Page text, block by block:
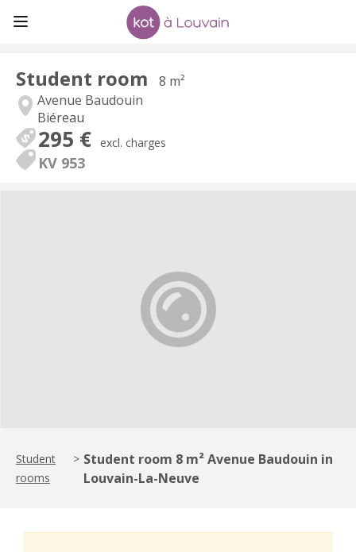
Student room
8 m²
Avenue Baudouin
Biéreau
295 € excl. charges
KV 953
Student
rooms
> Student room 8 m² Avenue Baudouin in
Louvain-La-Neuve